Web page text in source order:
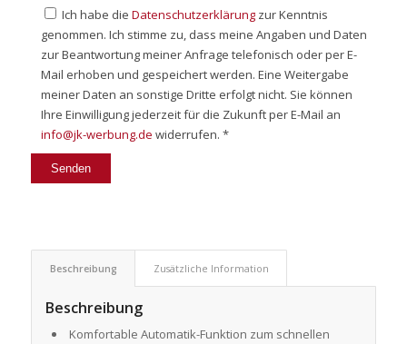
Ich habe die Datenschutzerklärungzur Kenntnis
genommen. Ich stimme zu, dass meine Angaben und Daten
zur Beantwortung meiner Anfrage telefonisch oder per E-
Mail erhoben und gespeichert werden. Eine Weitergabe
meiner Daten an sonstige Dritte erfolgt nicht. Sie können
Ihre Einwilligung jederzeit für die Zukunft per E-Mail an
info@jk-werbung.de widerrufen. *
Beschreibung Zusätzliche Information
Beschreibung
Komfortable Automatik-Funktion zum schnellen